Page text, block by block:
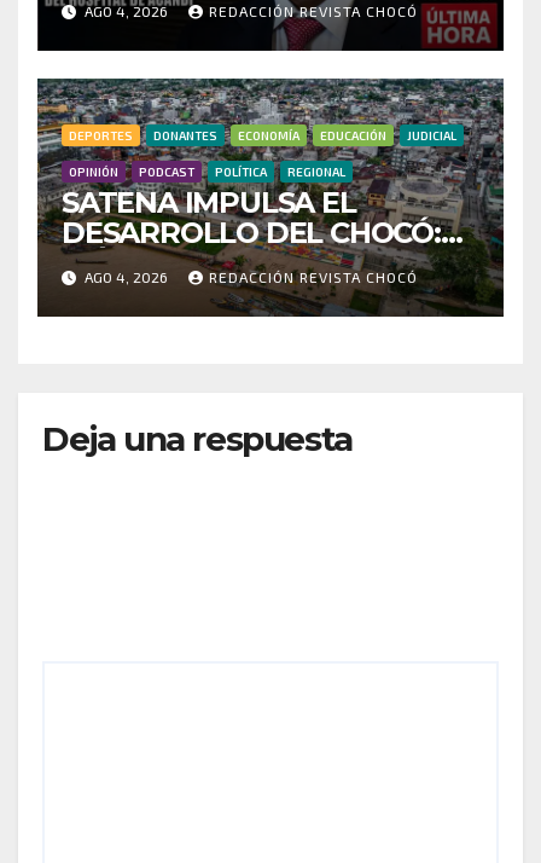
IRREGULARIDADES EN
MILLONARIO CONTRATO
DEL HOSPITAL DE ACANDÍ
AGO 4, 2026 REDACCIÓN REVISTA CHOCÓ
DEPORTES DONANTES ECONOMÍA EDUCACIÓN JUDICIAL
OPINIÓN PODCAST POLÍTICA REGIONAL
SATENA IMPULSA EL
DESARROLLO DEL CHOCÓ:
MÁS DE 35 MIL PASAJEROS
MOVILIZADOS Y NUEVAS
RUTAS FORTALECEN LA
AGO 4, 2026 REDACCIÓN REVISTA CHOCÓ
Deja una respuesta